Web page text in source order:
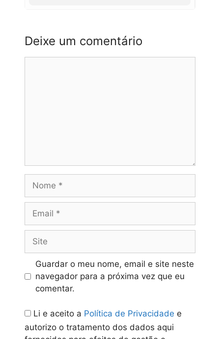
Deixe um comentário
Nome
Email
Site
Guardar o meu nome, email e site neste
navegador para a próxima vez que eu
comentar.
Li e aceito a Política de Privacidade e
autorizo o tratamento dos dados aqui